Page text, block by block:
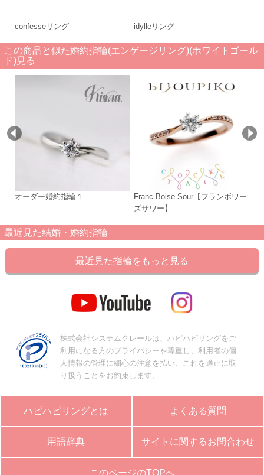
confesseリング idylleリング
この商品と似た婚約指輪(エンゲージリング)(ホワイトゴール
ド)見る
オーダー婚約指輪１
Franc Boise Sour【フランボワー
ズサワー】
最近見た結婚・婚約指輪
最近見た指輪をもっと見る
株式会社システムクレールは、ハピハピリングをご
利用になる方のプライバシーを尊重し、利用者の個
人情報の管理に細心の注意を払い、これを適正に取
り扱うことをお約束します。
ハピハピリングとは よくある質問
用語辞典 サイトに関するお問合わせ
このページのTOPへ